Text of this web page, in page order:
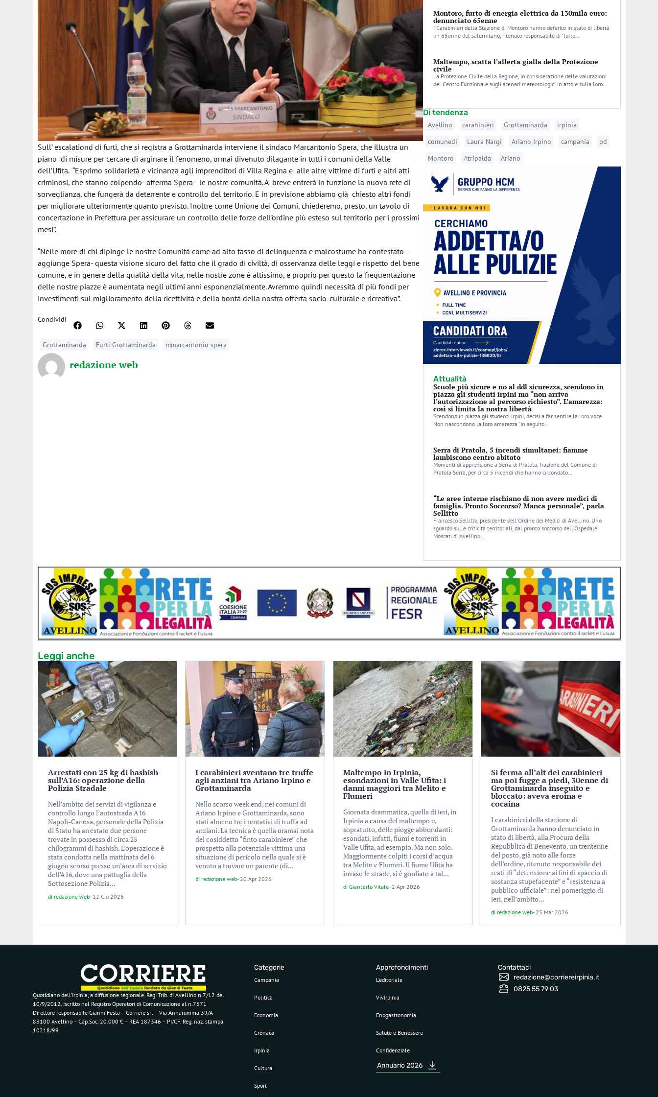
Sull’ escalationd di furti, che si registra a Grottaminarda interviene il sindaco Marcantonio Spera, che illustra un
piano di misure per cercare di arginare il fenomeno, ormai divenuto dilagante in tutti i comuni della Valle
dell’Ufita. “Esprimo solidarietà e vicinanza agli imprenditori di Villa Regina e alle altre vittime di furti e altri atti
criminosi, che stanno colpendo- afferma Spera- le nostre comunità. A breve entrerà in funzione la nuova rete di
sorveglianza, che fungerà da deterrente e controllo del territorio. E in previsione abbiamo già chiesto altri fondi
per migliorare ulteriormente quanto previsto. Inoltre come Unione dei Comuni, chiederemo, presto, un tavolo di
concertazione in Prefettura per assicurare un controllo delle forze dell’ordine più esteso sul territorio per i prossimi
mesi”.
“Nelle more di chi dipinge le nostre Comunità come ad alto tasso di delinquenza e malcostume ho contestato –
aggiunge Spera- questa visione sicuro del fatto che il grado di civiltà, di osservanza delle leggi e rispetto del bene
comune, e in genere della qualità della vita, nelle nostre zone è altissimo, e proprio per questo la frequentazione
delle nostre piazze è aumentata negli ultimi anni esponenzialmente. Avremmo quindi necessità di più fondi per
investimenti sul miglioramento della ricettività e della bontà della nostra offerta socio-culturale e ricreativa”.
Condividi
Grottaminarda Furti Grottaminarda mmarcantonio spera
redazione web
Montoro, furto di energia elettrica da 130mila euro:
denunciato 65enne
I Carabinieri della Stazione di Montoro hanno deferito in stato di libertà
un 65enne del salernitano, ritenuto responsabile di “furto…
Maltempo, scatta l’allerta gialla della Protezione
civile
La Protezione Civile della Regione, in considerazione delle valutazioni
del Centro Funzionale sugli scenari meteorologici in atto e sulla loro…
Di tendenza
Avellino carabinieri Grottaminarda
irpinia
comunedi
Laura Nargi Ariano Irpino campania
pd
Montoro
Atripalda Ariano
Attualità
Scuole più sicure e no al ddl sicurezza, scendono in
piazza gli studenti irpini ma “non arriva
l’autorizzazione al percorso richiesto”. L’amarezza:
così si limita la nostra libertà
Scendono in piazza gli studenti irpini, decisi a far sentire la loro voce.
Non nascondono la loro amarezza “In seguito…
Serra di Pratola, 5 incendi simultanei: fiamme
lambiscono centro abitato
Momenti di apprensione a Serra di Pratola, frazione del Comune di
Pratola Serra, per circa 5 incendi che hanno circondato…
“Le aree interne rischiano di non avere medici di
famiglia. Pronto Soccorso? Manca personale”, parla
Sellitto
Francesco Sellitto, presidente dell’Ordine dei Medici di Avellino. Uno
sguardo sulle criticità territoriali, dal pronto soccorso dell’Ospedale
Moscati di Avellino…
Leggi anche
Arrestati con 25 kg di hashish
sull’A16: operazione della
Polizia Stradale
Nell’ambito dei servizi di vigilanza e
controllo lungo l’autostrada A16
Napoli-Canosa, personale della Polizia
di Stato ha arrestato due persone
trovate in possesso di circa 25
chilogrammi di hashish. L’operazione è
stata condotta nella mattinata del 6
giugno scorso presso un’area di servizio
dell’A16, dove una pattuglia della
Sottosezione Polizia...
di redazione web- 12 Giu 2026
I carabinieri sventano tre truffe
agli anziani tra Ariano Irpino e
Grottaminarda
Nello scorso week end, nei comuni di
Ariano Irpino e Grottaminarda, sono
stati almeno tre i tentativi di truffa ad
anziani. La tecnica è quella oramai nota
del cosiddetto “finto carabiniere” che
prospetta alla potenziale vittima una
situazione di pericolo nella quale si è
venuto a trovare un parente (di...
di redazione web- 20 Apr 2026
Maltempo in Irpinia,
esondazioni in Valle Ufita: i
danni maggiori tra Melito e
Flumeri
Giornata drammatica, quella di ieri, in
Irpinia a causa del maltempo e,
sopratutto, delle piogge abbondanti:
esondati, infatti, fiumi e torrenti in
Valle Ufita, ad esempio. Ma non solo.
Maggiormente colpiti i corsi d’acqua
tra Melito e Flumeri. Il fiume Ufita ha
invaso le strade, si è gonfiato a tal...
di Giancarlo Vitale- 2 Apr 2026
Si ferma all’alt dei carabinieri
ma poi fugge a piedi, 30enne di
Grottaminarda inseguito e
bloccato: aveva eroina e
cocaina
I carabinieri della stazione di
Grottaminarda hanno denunciato in
stato di libertà, alla Procura della
Repubblica di Benevento, un trentenne
del posto, già noto alle forze
dell’ordine, ritenuto responsabile dei
reati di “detenzione ai fini di spaccio di
sostanza stupefacente” e “resistenza a
pubblico ufficiale”: nel pomeriggio di
ieri, nell’ambito...
di redazione web- 25 Mar 2026
Quotidiano dell’Irpinia, a diffusione regionale. Reg. Trib. di Avellino n.7/12 del
10/9/2012. Iscritto nel Registro Operatori di Comunicazione al n.7671
Direttore responsabile Gianni Festa – Corriere srl – Via Annarumma 39/A
83100 Avellino – Cap.Soc. 20.000 € – REA 187346 – PI/CF. Reg. naz. stampa
10218/99
Categorie
Campania
Politica
Economia
Cronaca
Irpinia
Cultura
Sport
Approfondimenti
L’editoriale
VivIrpinia
Enogastronomia
Salute e Benessere
Confidenziale
Annuario 2026
Contattaci
redazione@corriereirpinia.it
0825 55 79 03